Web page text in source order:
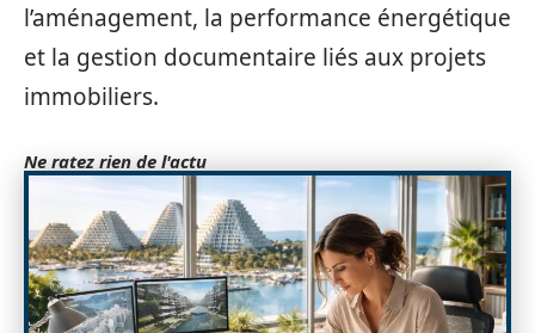
l’aménagement, la performance énergétique
et la gestion documentaire liés aux projets
immobiliers.
Ne ratez rien de l'actu